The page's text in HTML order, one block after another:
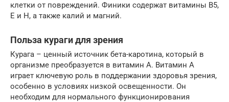
клетки от повреждений. Финики содержат витамины B5,
E и H, а также калий и магний.
Польза кураги для зрения
Курага – ценный источник бета-каротина, который в
организме преобразуется в витамин А. Витамин А
играет ключевую роль в поддержании здоровья зрения,
особенно в условиях низкой освещенности. Он
необходим для нормального функционирования